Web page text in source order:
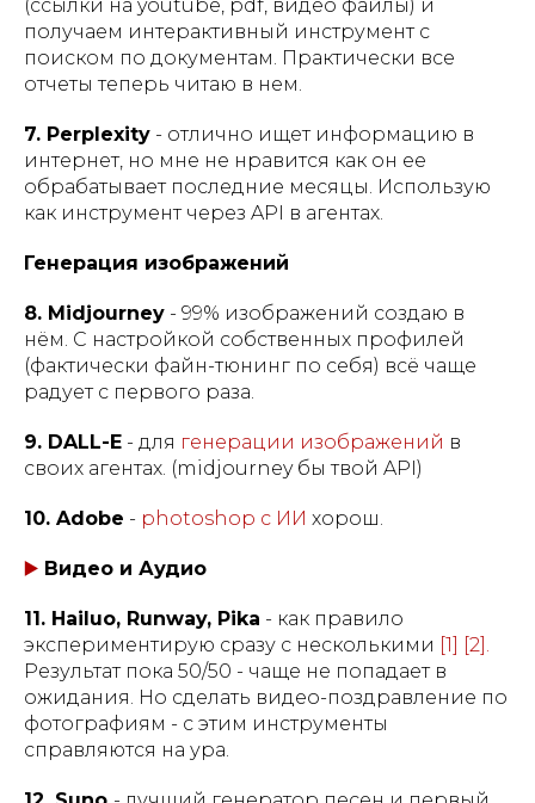
(ссылки на youtube, pdf, видео файлы) и
получаем интерактивный инструмент с
поиском по документам. Практически все
отчеты теперь читаю в нем.
7. Perplexity - отлично ищет информацию в
интернет, но мне не нравится как он ее
обрабатывает последние месяцы. Использую
как инструмент через API в агентах.
Генерация изображений
8. Midjourney - 99% изображений создаю в
нём. С настройкой собственных профилей
(фактически файн-тюнинг по себя) всё чаще
радует с первого раза.
9. DALL-E - для генерации изображений в
своих агентах. (midjourney бы твой API)
10. Adobe - photoshop c ИИ хорош.
▶️ Видео и Аудио
11. Hailuo, Runway, Pika - как правило
экспериментирую сразу с несколькими [1] [2].
Результат пока 50/50 - чаще не попадает в
ожидания. Но сделать видео-поздравление по
фотографиям - с этим инструменты
справляются на ура.